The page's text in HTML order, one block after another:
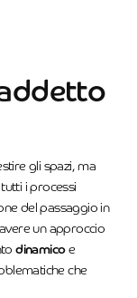
gli spazi, ma
i processi
del passaggio in
un approccio
dinamico e
che